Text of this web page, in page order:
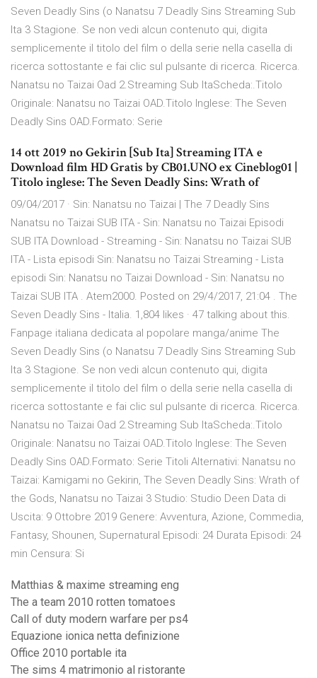
Seven Deadly Sins (o Nanatsu 7 Deadly Sins Streaming Sub
Ita 3 Stagione. Se non vedi alcun contenuto qui, digita
semplicemente il titolo del film o della serie nella casella di
ricerca sottostante e fai clic sul pulsante di ricerca. Ricerca.
Nanatsu no Taizai Oad 2.Streaming Sub ItaScheda:.Titolo
Originale: Nanatsu no Taizai OAD.Titolo Inglese: The Seven
Deadly Sins OAD.Formato: Serie
14 ott 2019 no Gekirin [Sub Ita] Streaming ITA e
Download film HD Gratis by CB01.UNO ex Cineblog01 |
Titolo inglese: The Seven Deadly Sins: Wrath of
09/04/2017 · Sin: Nanatsu no Taizai | The 7 Deadly Sins
Nanatsu no Taizai SUB ITA - Sin: Nanatsu no Taizai Episodi
SUB ITA Download - Streaming - Sin: Nanatsu no Taizai SUB
ITA - Lista episodi Sin: Nanatsu no Taizai Streaming - Lista
episodi Sin: Nanatsu no Taizai Download - Sin: Nanatsu no
Taizai SUB ITA . Atem2000. Posted on 29/4/2017, 21:04 . The
Seven Deadly Sins - Italia. 1,804 likes · 47 talking about this.
Fanpage italiana dedicata al popolare manga/anime The
Seven Deadly Sins (o Nanatsu 7 Deadly Sins Streaming Sub
Ita 3 Stagione. Se non vedi alcun contenuto qui, digita
semplicemente il titolo del film o della serie nella casella di
ricerca sottostante e fai clic sul pulsante di ricerca. Ricerca.
Nanatsu no Taizai Oad 2.Streaming Sub ItaScheda:.Titolo
Originale: Nanatsu no Taizai OAD.Titolo Inglese: The Seven
Deadly Sins OAD.Formato: Serie Titoli Alternativi: Nanatsu no
Taizai: Kamigami no Gekirin, The Seven Deadly Sins: Wrath of
the Gods, Nanatsu no Taizai 3 Studio: Studio Deen Data di
Uscita: 9 Ottobre 2019 Genere: Avventura, Azione, Commedia,
Fantasy, Shounen, Supernatural Episodi: 24 Durata Episodi: 24
min Censura: Si
Matthias & maxime streaming eng
The a team 2010 rotten tomatoes
Call of duty modern warfare per ps4
Equazione ionica netta definizione
Office 2010 portable ita
The sims 4 matrimonio al ristorante